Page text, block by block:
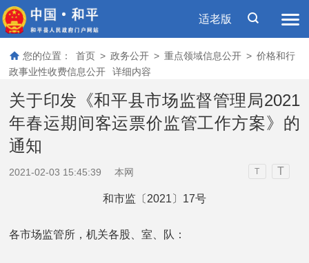
适老版
您的位置： 首页 > 政务公开 > 重点领域信息公开 > 价格和行
政事业性收费信息公开
详细内容
关于印发《和平县市场监督管理局2021
年春运期间客运票价监管工作方案》的
通知
2021-02-03 15:45:39 本网 T T
和市监〔2021〕17号
各市场监管所，机关各股、室、队：